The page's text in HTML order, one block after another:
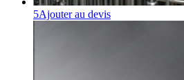
5Ajouter au devis